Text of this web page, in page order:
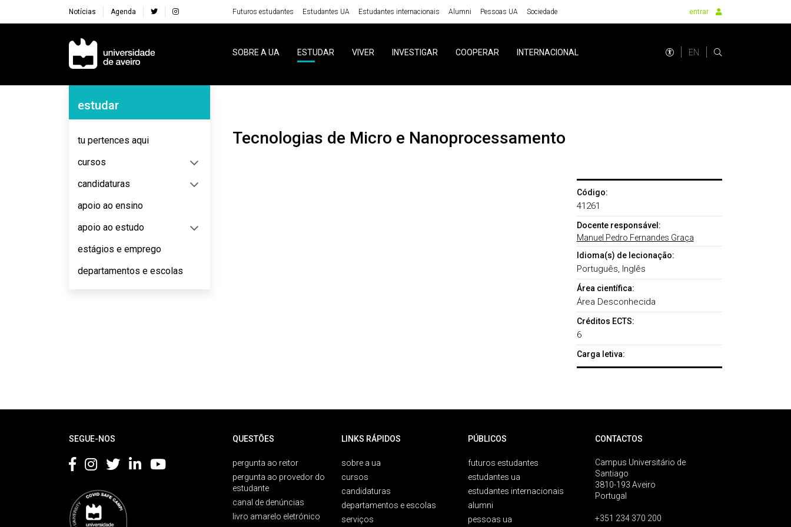
Notícias Agenda Futuros estudantes Estudantes UA Estudantes internacionais Alumni Pessoas UA Sociedade entrar
Navegação Principal
SOBRE A UA ESTUDAR VIVER INVESTIGAR COOPERAR INTERNACIONAL EN
Navegação Lateral
estudar
tu pertences aqui
cursos
candidaturas
apoio ao ensino
apoio ao estudo
estágios e emprego
departamentos e escolas
Tecnologias de Micro e Nanoprocessamento
Código:
41261
Docente responsável:
Manuel Pedro Fernandes Graça
Idioma(s) de lecionação:
Português, Inglês
Área científica:
Área Desconhecida
Créditos ECTS:
6
Carga letiva:
SEGUE-NOS QUESTÕES
pergunta ao reitor
pergunta ao provedor do
estudante
canal de denúncias
livro amarelo eletrónico
LINKS RÁPIDOS
sobre a ua
cursos
candidaturas
departamentos e escolas
serviços
PÚBLICOS
futuros estudantes
estudantes ua
estudantes internacionais
alumni
pessoas ua
CONTACTOS
Campus Universitário de
Santiago
3810-193 Aveiro
Portugal
+351 234 370 200